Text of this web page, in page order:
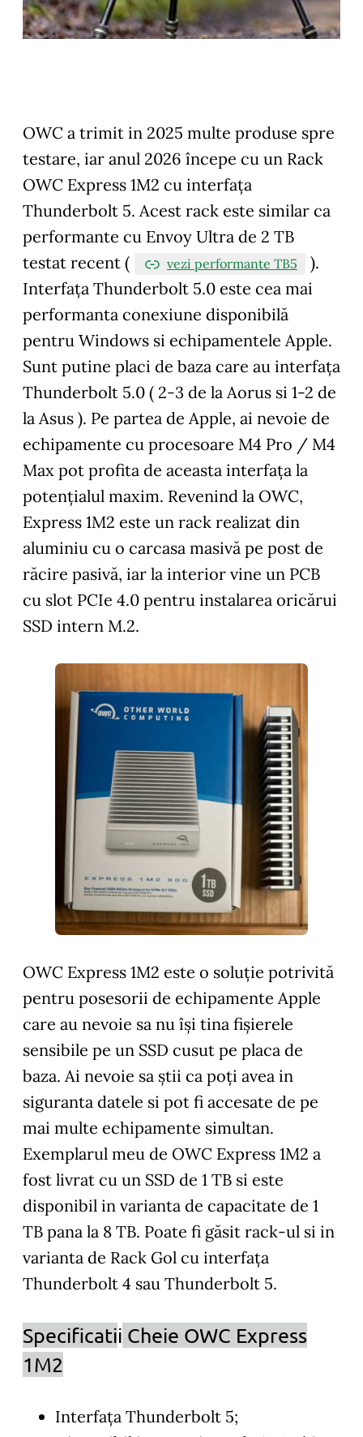
OWC a trimit in 2025 multe produse spre
testare, iar anul 2026 începe cu un Rack
OWC Express 1M2 cu interfața
Thunderbolt 5. Acest rack este similar ca
performante cu Envoy Ultra de 2 TB
testat recent (
vezi performante TB5
).
Interfața Thunderbolt 5.0 este cea mai
performanta conexiune disponibilă
pentru Windows si echipamentele Apple.
Sunt putine placi de baza care au interfața
Thunderbolt 5.0 ( 2-3 de la Aorus si 1-2 de
la Asus ). Pe partea de Apple, ai nevoie de
echipamente cu procesoare M4 Pro / M4
Max pot profita de aceasta interfața la
potențialul maxim. Revenind la OWC,
Express 1M2 este un rack realizat din
aluminiu cu o carcasa masivă pe post de
răcire pasivă, iar la interior vine un PCB
cu slot PCIe 4.0 pentru instalarea oricărui
SSD intern M.2.
OWC Express 1M2 este o soluție potrivită
pentru posesorii de echipamente Apple
care au nevoie sa nu își tina fișierele
sensibile pe un SSD cusut pe placa de
baza. Ai nevoie sa știi ca poți avea in
siguranta datele si pot fi accesate de pe
mai multe echipamente simultan.
Exemplarul meu de OWC Express 1M2 a
fost livrat cu un SSD de 1 TB si este
disponibil in varianta de capacitate de 1
TB pana la 8 TB. Poate fi găsit rack-ul si in
varianta de Rack Gol cu interfața
Thunderbolt 4 sau Thunderbolt 5.
Specificatii Cheie OWC Express
1M2
Interfața Thunderbolt 5;